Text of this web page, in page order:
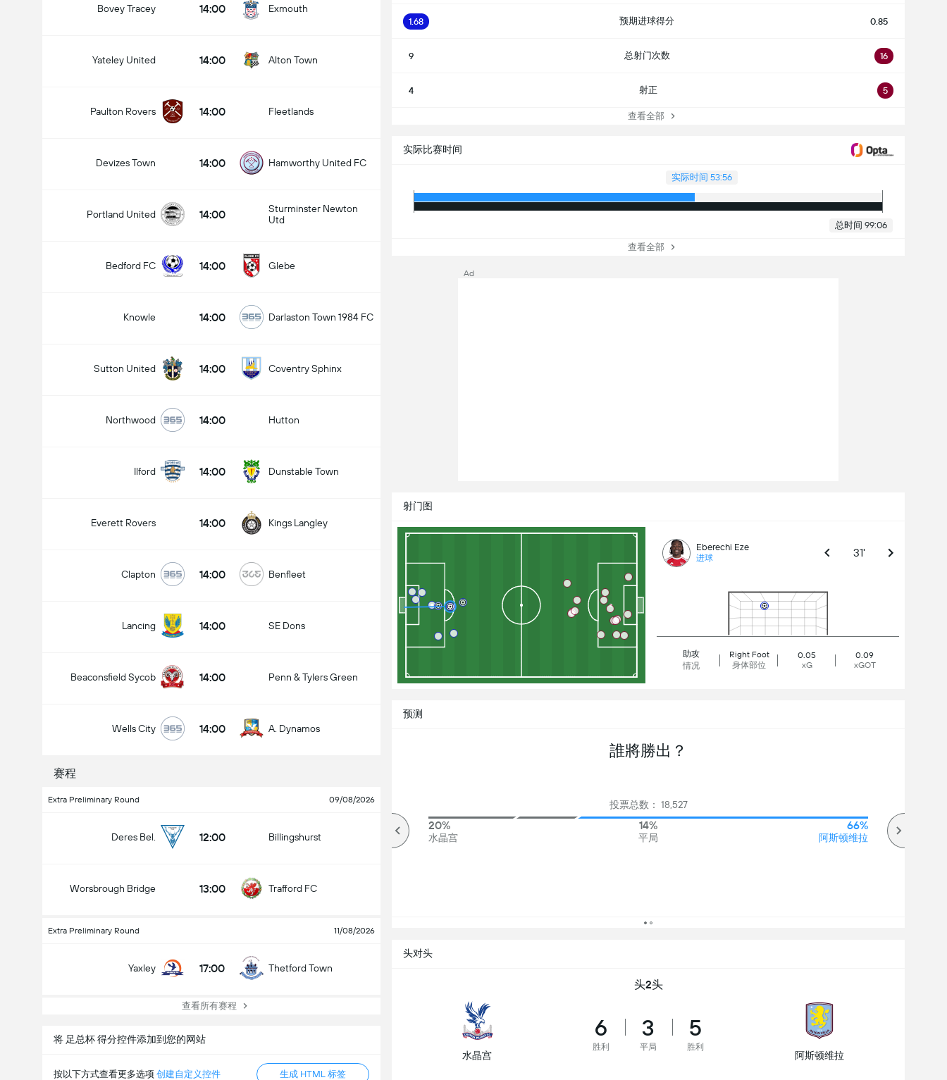
Bovey Tracey 14:00 Exmouth
Yateley United 14:00 Alton Town
Paulton Rovers 14:00 Fleetlands
Devizes Town 14:00 Hamworthy United FC
Portland United 14:00
Sturminster Newton
Utd
Bedford FC 14:00 Glebe
Knowle 14:00 Darlaston Town 1984 FC
Sutton United 14:00 Coventry Sphinx
Northwood 14:00 Hutton
Ilford 14:00 Dunstable Town
Everett Rovers 14:00 Kings Langley
Clapton 14:00 Benfleet
Lancing 14:00 SE Dons
Beaconsfield Sycob 14:00 Penn & Tylers Green
Wells City 14:00 A. Dynamos
赛程
Extra Preliminary Round 09/08/2026
Deres Bel. 12:00 Billingshurst
Worsbrough Bridge 13:00 Trafford FC
Extra Preliminary Round 11/08/2026
Yaxley 17:00 Thetford Town
查看所有赛程
将 足总杯 得分控件添加到您的网站
按以下方式查看更多选项 创建自定义控件 生成 HTML 标签
1.68 预期进球得分 0.85
9 总射门次数 16
4 射正 5
查看全部
实际比赛时间
实际时间 53:56
总时间 99:06
查看全部
射门图
Eberechi Eze
进球 31'
助攻
情况
Right Foot
身体部位
0.05
xG
0.09
xGOT
预测
誰將勝出？
投票总数： 18,527
20%
水晶宫
14%
平局
66%
阿斯顿维拉
投票总数： 1,662
头对头
头2头
水晶宫
6
胜利
3
平局
5
胜利
阿斯顿维拉
Ad